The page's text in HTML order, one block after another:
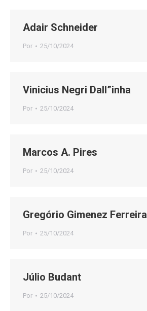
Adair Schneider
Por 25/10/2024
Vinicius Negri Dall”inha
Por 25/10/2024
Marcos A. Pires
Por 25/10/2024
Gregório Gimenez Ferreira
Por 25/10/2024
Júlio Budant
Por 25/10/2024